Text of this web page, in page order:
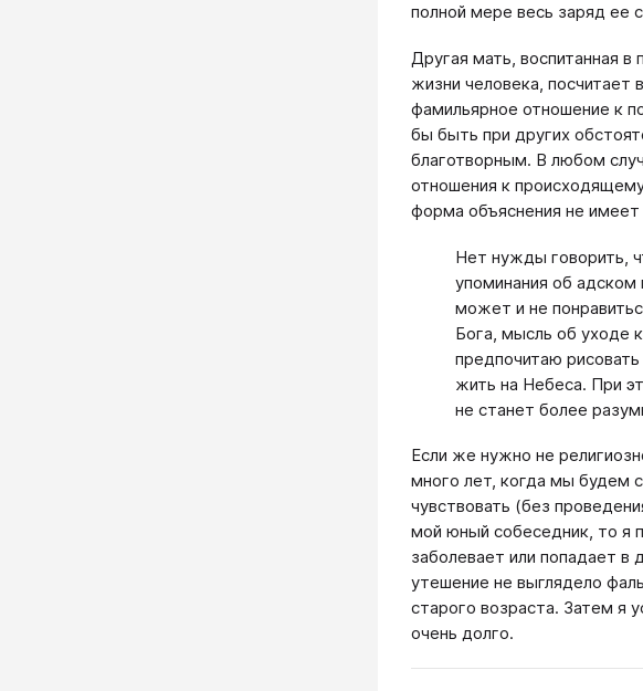
полной мере весь заряд ее
Другая мать, воспитанная
жизни человека,
фамильярное отношение к
бы быть при других
благотворным. В любом
отношения к
форма объяснения не имеет
Нет нужды говорить,
упоминания об
может и не
Бога, мысль об уходе
предпочитаю
жить на Небеса. При
не станет более
Если же нужно не
много лет, когда мы будем
чувствовать (без
мой юный собеседник, то я
заболевает или попадает
утешение не выглядело
старого возраста. Затем я
очень долго.